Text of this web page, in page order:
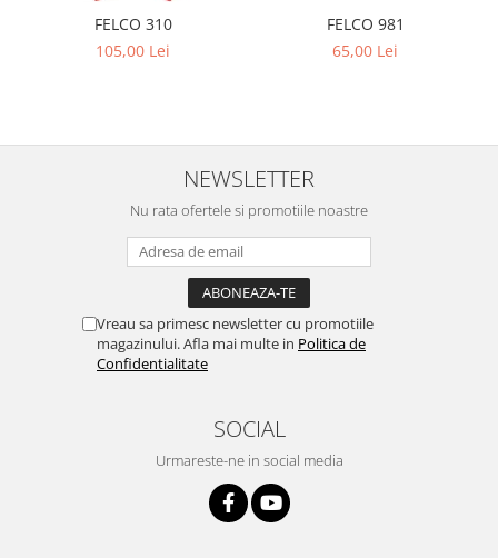
FELCO 310
105,00 Lei
FELCO 981
65,00 Lei
NEWSLETTER
Nu rata ofertele si promotiile noastre
Vreau sa primesc newsletter cu promotiile
magazinului. Afla mai multe in Politica de
Confidentialitate
SOCIAL
Urmareste-ne in social media